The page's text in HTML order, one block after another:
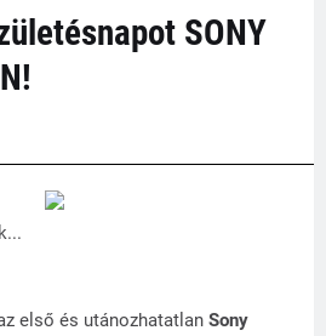
SONY
első és utánozhatatlan Sony